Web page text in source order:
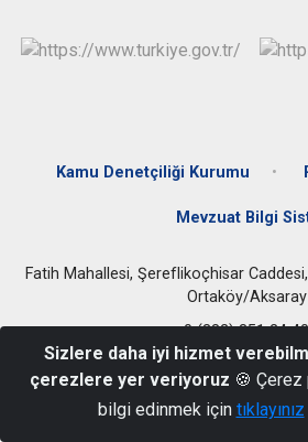
Kamu Denetçiliği Kurumu
Mevzuat Bilgi
Fatih Mahallesi, Şereflikoçhisar
Ortaköy/Aksaray
0 (382) 351 24 40
Sizlere daha iyi hizmet
çerezlere yer veriyoruz 🍪 Çerez
bilgi edinmek için tıklayınız